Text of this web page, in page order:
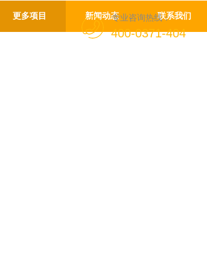
400-0371-404
专业咨询热线：
更多项目 新闻动态 联系我们